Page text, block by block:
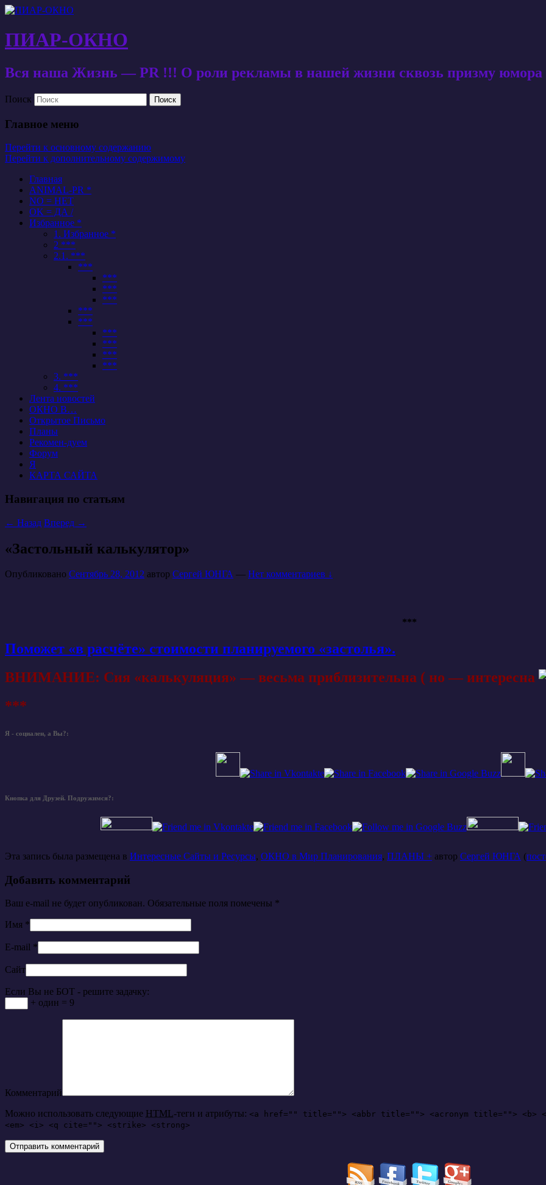
ПИАР-ОКНО
Вся наша Жизнь — PR !!! О роли рекламы в нашей жизни сквозь призму юмора
Поиск
Главное меню
Перейти к основному содержанию
Перейти к дополнительному содержимому
Главная
ANIMAL-PR *
NO = НЕТ
OK = ДА /
Избранное *
1. Избранное *
2 ***
2.1. ***
***
***
***
***
***
***
***
***
***
***
3. ***
4. ***
Лента новостей
ОКНО В…
Открытое Письмо
Планы
Рекомен-дуем
Форум
Я
КАРТА САЙТА
Навигация по статьям
← Назад Вперед →
«Застольный калькулятор»
Опубликовано Сентябрь 28, 2012 автор Сергей ЮНГА — Нет комментариев ↓
***
Поможет «в расчёте» стоимости планируемого «застолья».
ВНИМАНИЕ: Сия «калькуляция» — весьма приблизительна ( но — интересна
***
Я - социален, а Вы?:
Кнопка для Друзей. Подружимся?:
Эта запись была размещена в Интересные Сайты и Ресурсы, ОКНО в Мир Планирования, ПЛАНЫ + автор Сергей ЮНГА (
Добавить комментарий
Ваш e-mail не будет опубликован. Обязательные поля помечены *
Имя *
E-mail *
Сайт
Если Вы не БОТ - решите задачку:
+ один = 9
Комментарий
Можно использовать следующие HTML-теги и атрибуты: <a href="" title=""> <abbr title=""> <acronym title=""> <b>
<em> <i> <q cite=""> <strike> <strong>